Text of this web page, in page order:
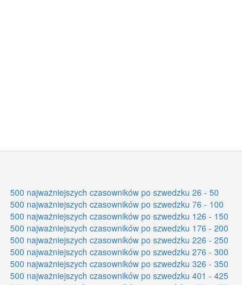
500 najważniejszych czasowników po szwedzku 26 - 50
500 najważniejszych czasowników po szwedzku 76 - 100
500 najważniejszych czasowników po szwedzku 126 - 150
500 najważniejszych czasowników po szwedzku 176 - 200
500 najważniejszych czasowników po szwedzku 226 - 250
500 najważniejszych czasowników po szwedzku 276 - 300
500 najważniejszych czasowników po szwedzku 326 - 350
500 najważniejszych czasowników po szwedzku 401 - 425